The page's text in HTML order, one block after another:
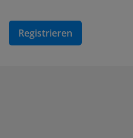
Registrieren